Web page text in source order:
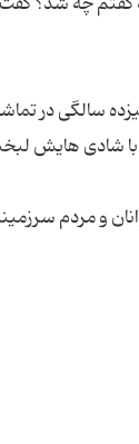
سالگی در
با شادی هایش